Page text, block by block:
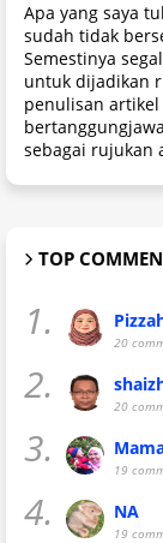
Apa yang saya
sudah tidak
Semestinya
untuk dijadikan
penulisan
sebagai rujukan
TOP
1. 20
2. 20
3. 19
4. NA
19